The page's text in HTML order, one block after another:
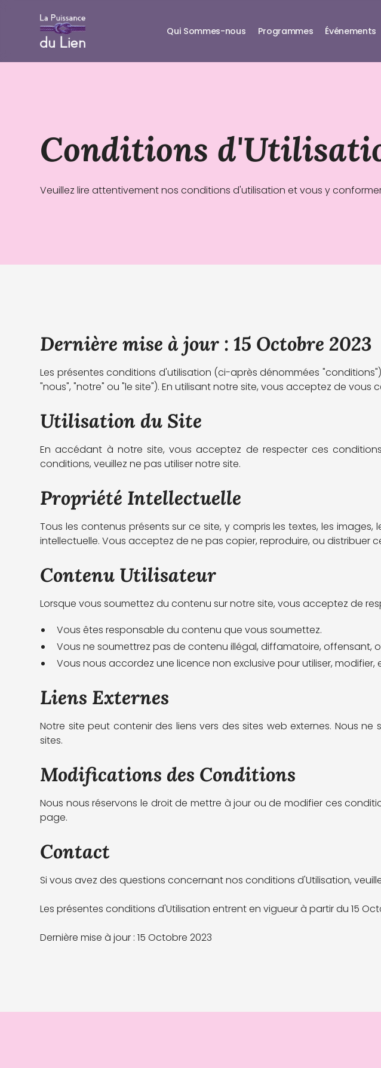
Qui Sommes-nous Programmes Événements
Conditions
Veuillez lire attentivement nos conditions d'utilisation et vous y
Dernière mise à jour : 15 Octobre 2023
Les présentes conditions d'utilisation (ci-après dénommées
"nous", "notre" ou "le site"). En utilisant notre site, vous acceptez de vous
Utilisation du Site
En accédant à notre site, vous acceptez de respecter ces
conditions, veuillez ne pas utiliser notre site.
Propriété Intellectuelle
Tous les contenus présents sur ce site, y compris les textes, les
intellectuelle. Vous acceptez de ne pas copier, reproduire, ou distribuer
Contenu Utilisateur
Lorsque vous soumettez du contenu sur notre site, vous acceptez de
Vous êtes responsable du contenu que vous soumettez.
Vous ne soumettrez pas de contenu illégal, diffamatoire, offensant,
Vous nous accordez une licence non exclusive pour utiliser,
Liens Externes
Notre site peut contenir des liens vers des sites web externes. Nous
sites.
Modifications des Conditions
Nous nous réservons le droit de mettre à jour ou de modifier ces
page.
Contact
Si vous avez des questions concernant nos conditions d'Utilisation,
Les présentes conditions d'Utilisation entrent en vigueur à partir du 15
Dernière mise à jour : 15 Octobre 2023